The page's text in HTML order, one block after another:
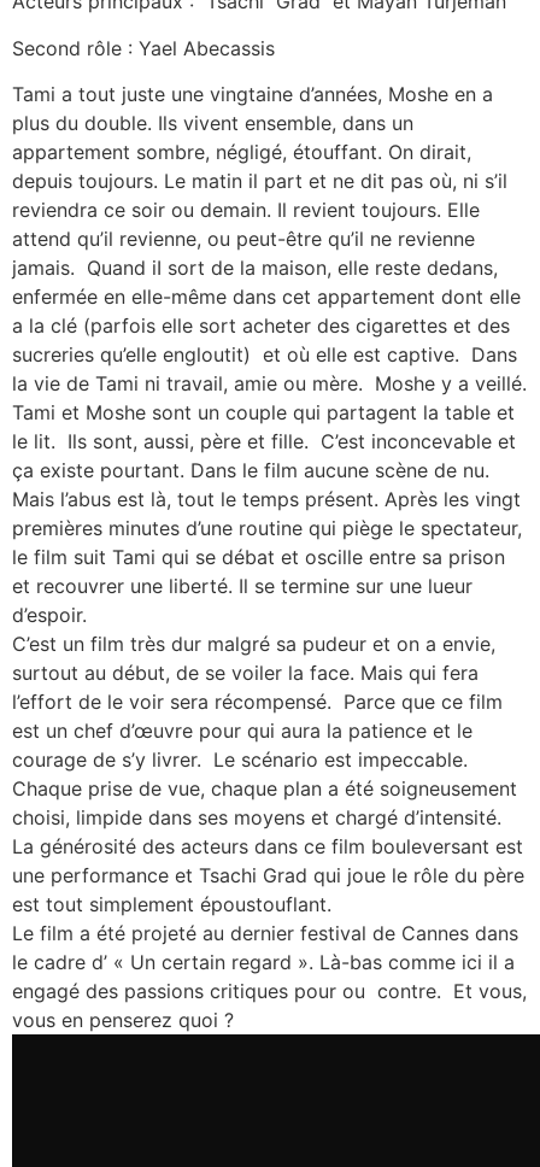
Second rôle : Yael Abecassis
Tami a tout juste une vingtaine d’années, Moshe en a
plus du double. Ils vivent ensemble, dans un
appartement sombre, négligé, étouffant. On dirait,
depuis toujours. Le matin il part et ne dit pas où, ni s’il
reviendra ce soir ou demain. Il revient toujours. Elle
attend qu’il revienne, ou peut-être qu’il ne revienne
jamais. Quand iI sort de la maison, elle reste dedans,
enfermée en elle-même dans cet appartement dont elle
a la clé (parfois elle sort acheter des cigarettes et des
sucreries qu’elle engloutit) et où elle est captive. Dans
la vie de Tami ni travail, amie ou mère. Moshe y a veillé.
Tami et Moshe sont un couple qui partagent la table et
le lit. Ils sont, aussi, père et fille. C’est inconcevable et
ça existe pourtant. Dans le film aucune scène de nu.
Mais l’abus est là, tout le temps présent. Après les vingt
premières minutes d’une routine qui piège le spectateur,
le film suit Tami qui se débat et oscille entre sa prison
et recouvrer une liberté. Il se termine sur une lueur
d’espoir.
C’est un film très dur malgré sa pudeur et on a envie,
surtout au début, de se voiler la face. Mais qui fera
l’effort de le voir sera récompensé. Parce que ce film
est un chef d’œuvre pour qui aura la patience et le
courage de s’y livrer. Le scénario est impeccable.
Chaque prise de vue, chaque plan a été soigneusement
choisi, limpide dans ses moyens et chargé d’intensité.
La générosité des acteurs dans ce film bouleversant est
une performance et Tsachi Grad qui joue le rôle du père
est tout simplement époustouflant.
Le film a été projeté au dernier festival de Cannes dans
le cadre d’ « Un certain regard ». Là-bas comme ici il a
engagé des passions critiques pour ou contre. Et vous,
vous en penserez quoi ?